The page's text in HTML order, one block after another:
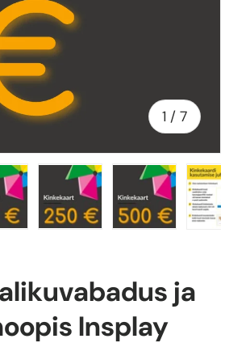
1 /of
7
Laadi pilt
ja
Insplay